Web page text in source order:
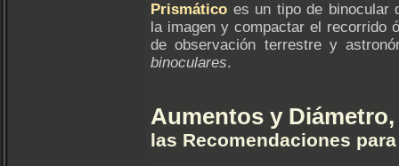
Prismático es un tipo de binocular
la imagen y compactar el recorrido
de observación terrestre y
binoculares.
Aumentos y Diámetro,
las Recomendaciones para